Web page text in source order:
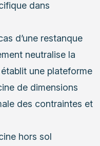
dans
d’une restanque
neutralise la
une plateforme
de dimensions
des contraintes et
hors sol